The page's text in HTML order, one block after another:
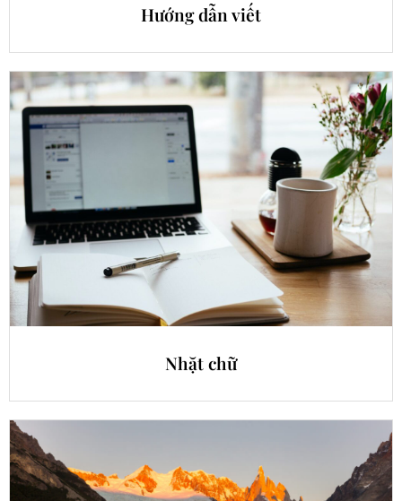
Hướng dẫn viết
Nhặt chữ